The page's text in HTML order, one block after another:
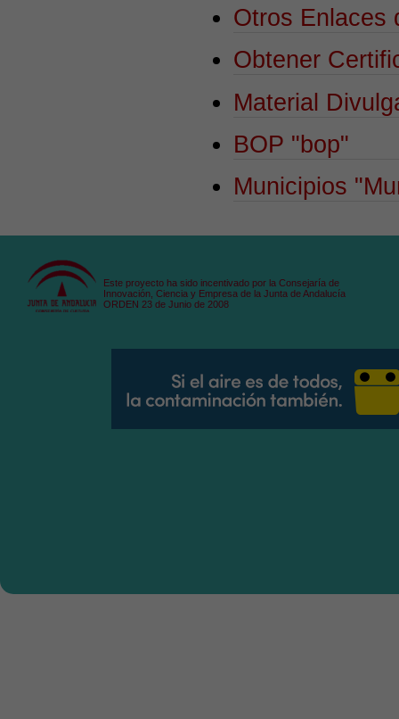
Otros
Obtener
Material
BOP "bop"
Municipios
Este proyecto ha sido incentivado por la Consejaría de
Innovación, Ciencia y Empresa de la Junta de Andalucía
ORDEN 23 de Junio de 2008